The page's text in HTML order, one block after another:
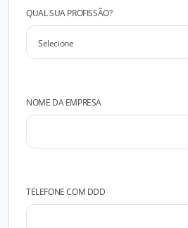
QUAL SUA PROFISSÃO?
NOME DA EMPRESA
TELEFONE COM DDD